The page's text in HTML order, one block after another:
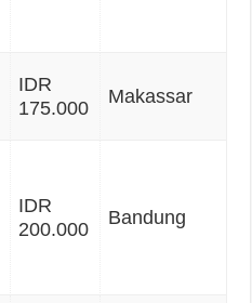
IDR
175.000
Makassar
IDR
200.000
Bandung